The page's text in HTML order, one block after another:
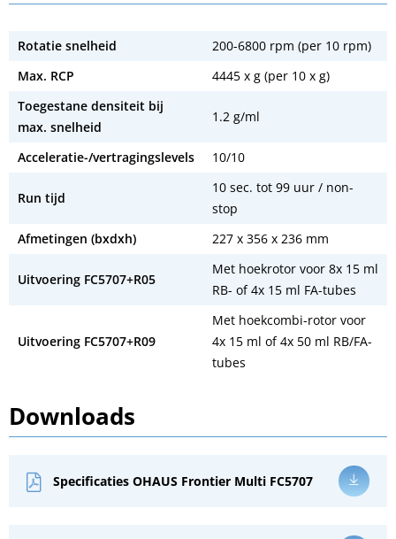
Rotatie snelheid
200-6800 rpm (per 10 rpm)
Max. RCP
4445 x g (per 10 x g)
Toegestane densiteit bij
max. snelheid
1.2 g/ml
Acceleratie-/vertragingslevels 10/10
Run tijd
10 sec. tot 99 uur / non-
stop
Afmetingen (bxdxh)
227 x 356 x 236 mm
Uitvoering FC5707+R05
Met hoekrotor voor 8x 15 ml
RB- of 4x 15 ml FA-tubes
Uitvoering FC5707+R09
Met hoekcombi-rotor voor
4x 15 ml of 4x 50 ml RB/FA-
tubes
Downloads
Specificaties OHAUS Frontier Multi FC5707